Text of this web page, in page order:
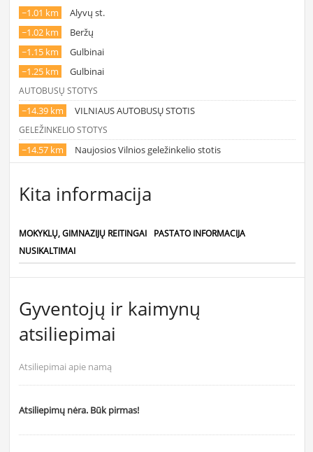
~1.01 km
Alyvų st.
~1.02 km
Beržų
~1.15 km
Gulbinai
~1.25 km
Gulbinai
AUTOBUSŲ STOTYS
~14.39 km VILNIAUS AUTOBUSŲ STOTIS
GELEŽINKELIO STOTYS
~14.57 km Naujosios Vilnios geležinkelio stotis
Kita informacija
MOKYKLŲ, GIMNAZIJŲ REITINGAI
PASTATO INFORMACIJA
NUSIKALTIMAI
Gyventojų ir kaimynų
atsiliepimai
Atsiliepimai apie namą
Atsiliepimų nėra. Būk pirmas!